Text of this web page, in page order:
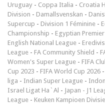
Uruguay - Coppa Italia - Croatia
Division - Damallsvenskan -
Supercup - Division 1 Féminine -
Championship - Egyptian
English National League -
League - FA Community Shield -
Women's Super League - FIFA
Cup 2023 - FIFA World Cup 2026 -
liga - Indian Super League -
Israel Ligat Ha`Al - Japan - J1
League - Keuken Kampioen Divisie